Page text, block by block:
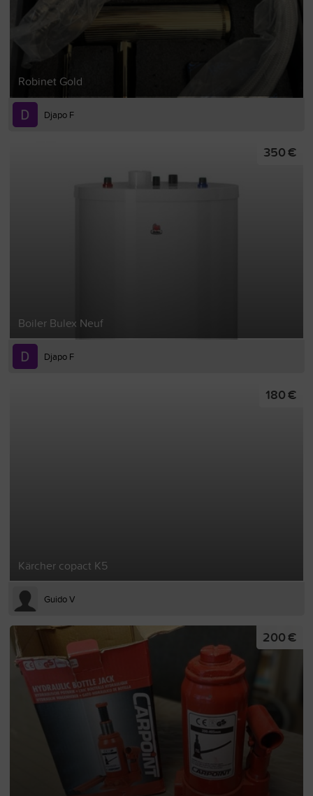
Robinet Gold
Djapo F
Boiler Bulex Neuf
350 €
Djapo F
Kärcher copact K5
180 €
Guido V
200 €